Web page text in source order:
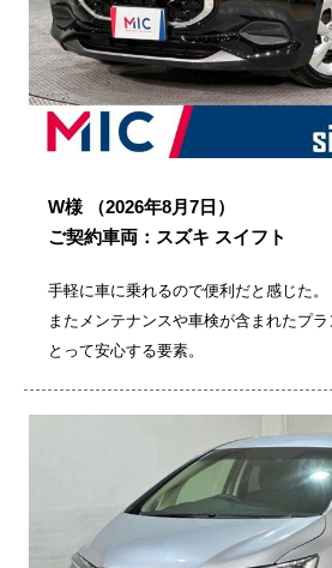
W様
（2026年8月7日）
ご契約車両：スズキ スイフト
手軽に車に乗れるので便利だと感じた。
またメンテナンスや車検が含まれたプ
とって安心する要素。